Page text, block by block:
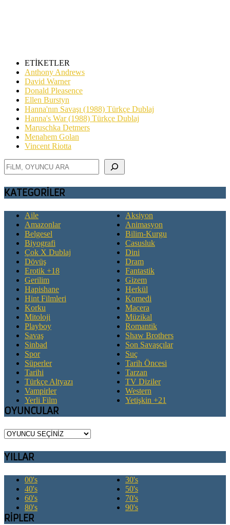
ETİKETLER
Anthony Andrews
David Warner
Donald Pleasence
Ellen Burstyn
Hanna'nın Savaşı (1988) Türkçe Dublaj
Hanna's War (1988) Türkçe Dublaj
Maruschka Detmers
Menahem Golan
Vincent Riotta
Ara
KATEGORİLER
Aile
Aksiyon
Amazonlar
Animasyon
Belgesel
Bilim-Kurgu
Biyografi
Casusluk
Çok X Dublaj
Dini
Dövüş
Dram
Erotik +18
Fantastik
Gerilim
Gizem
Hapishane
Herkül
Hint Filmleri
Komedi
Korku
Macera
Mitoloji
Müzikal
Playboy
Romantik
Savaş
Shaw Brothers
Sinbad
Son Savaşçılar
Spor
Suç
Süperler
Tarih Öncesi
Tarihi
Tarzan
Türkçe Altyazı
TV Diziler
Vampirler
Western
Yerli Film
Yetişkin +21
OYUNCULAR
YILLAR
00's
30's
40's
50's
60's
70's
80's
90's
RİPLER